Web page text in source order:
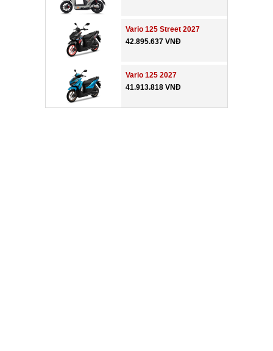
Vario 125 Street 2027
42.895.637 VNĐ
Vario 125 2027
41.913.818 VNĐ